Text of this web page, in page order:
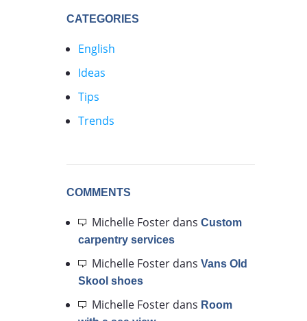
CATEGORIES
English
Ideas
Tips
Trends
COMMENTS
Michelle Fosterdans Custom
carpentry services
Michelle Fosterdans Vans Old
Skool shoes
Michelle Fosterdans Room